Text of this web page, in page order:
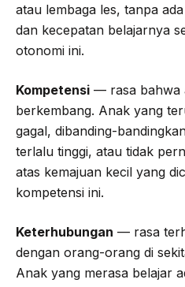
atau lembaga les, tanpa
dan kecepatan belajarnya
otonomi ini.
Kompetensi — rasa bahwa
berkembang. Anak yang
gagal, dibanding-
terlalu tinggi, atau tidak
atas kemajuan kecil yang
kompetensi ini.
Keterhubungan — rasa
dengan orang-orang di
Anak yang merasa belajar